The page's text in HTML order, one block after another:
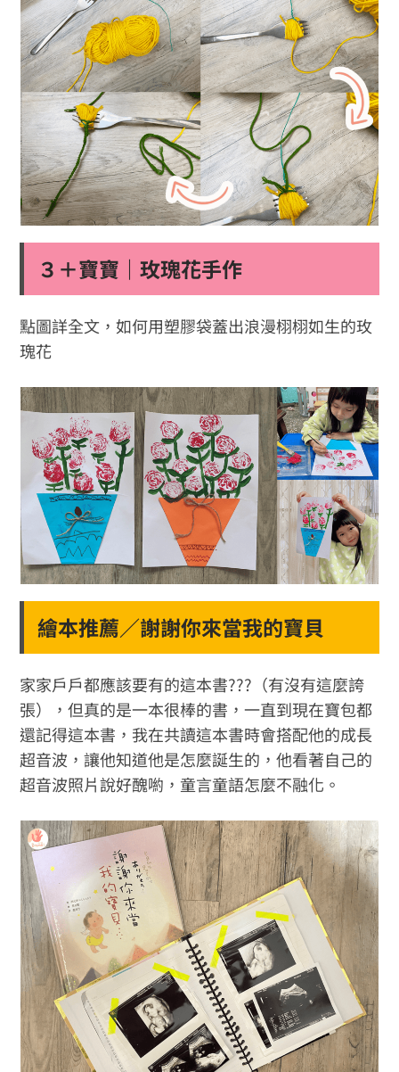
３＋寶寶｜玫瑰花手作
點圖詳全文，如何用塑膠袋蓋出浪漫栩栩如生的玫
瑰花
繪本推薦／謝謝你來當我的寶貝
家家戶戶都應該要有的這本書???（有沒有這麼誇
張），但真的是一本很棒的書，一直到現在寶包都
還記得這本書，我在共讀這本書時會搭配他的成長
超音波，讓他知道他是怎麼誕生的，他看著自己的
超音波照片說好醜喲，童言童語怎麼不融化。